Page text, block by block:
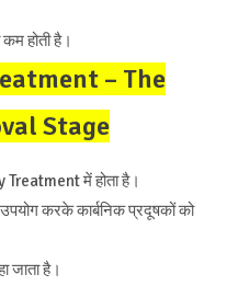
होती है।
– The
Stage
Treatment में होता है।
करके कार्बनिक प्रदूषकों को
जाता है।